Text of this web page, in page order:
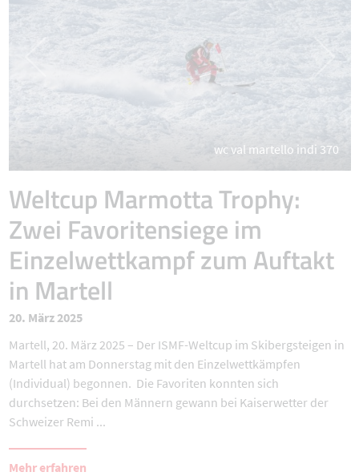
wc val martello indi 370
Weltcup Marmotta Trophy:
Zwei Favoritensiege im
Einzelwettkampf zum Auftakt
in Martell
20. März 2025
Martell, 20. März 2025 – Der ISMF-Weltcup im Skibergsteigen in
Martell hat am Donnerstag mit den Einzelwettkämpfen
(Individual) begonnen. Die Favoriten konnten sich
durchsetzen: Bei den Männern gewann bei Kaiserwetter der
Schweizer Remi ...
Mehr erfahren